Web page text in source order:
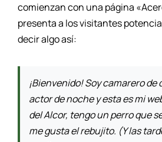
comienzan con una página
presenta a los visitantes
decir algo así:
¡Bienvenido! Soy camarero de
actor de noche y esta es mi
del Alcor, tengo un perro que
me gusta el rebujito. (Y las